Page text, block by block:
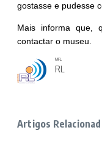
gostasse e pudesse
Mais informa que,
contactar o museu.
MFL
RL
Artigos